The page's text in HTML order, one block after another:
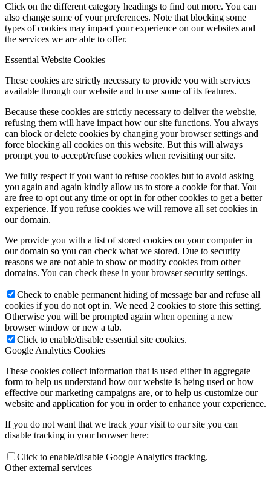
Click on the different category headings to find out more. You can
also change some of your preferences. Note that blocking some
types of cookies may impact your experience on our websites and
the services we are able to offer.
Essential Website Cookies
These cookies are strictly necessary to provide you with services
available through our website and to use some of its features.
Because these cookies are strictly necessary to deliver the website,
refusing them will have impact how our site functions. You always
can block or delete cookies by changing your browser settings and
force blocking all cookies on this website. But this will always
prompt you to accept/refuse cookies when revisiting our site.
We fully respect if you want to refuse cookies but to avoid asking
you again and again kindly allow us to store a cookie for that. You
are free to opt out any time or opt in for other cookies to get a better
experience. If you refuse cookies we will remove all set cookies in
our domain.
We provide you with a list of stored cookies on your computer in
our domain so you can check what we stored. Due to security
reasons we are not able to show or modify cookies from other
domains. You can check these in your browser security settings.
Check to enable permanent hiding of message bar and refuse all
cookies if you do not opt in. We need 2 cookies to store this setting.
Otherwise you will be prompted again when opening a new
browser window or new a tab.
Click to enable/disable essential site cookies.
Google Analytics Cookies
These cookies collect information that is used either in aggregate
form to help us understand how our website is being used or how
effective our marketing campaigns are, or to help us customize our
website and application for you in order to enhance your experience.
If you do not want that we track your visit to our site you can
disable tracking in your browser here:
Click to enable/disable Google Analytics tracking.
Other external services